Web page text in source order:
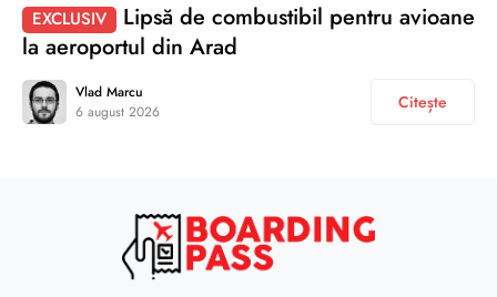
EXCLUSIV
Lipsă de combustibil pentru avioane
la aeroportul din Arad
Vlad Marcu
6 august 2026
Citește